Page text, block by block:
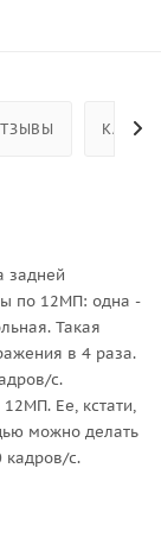
КАК
задней
по 12МП: одна -
Такая
в 4 раза.
с.
Ее, кстати,
можно делать
кадров/с.